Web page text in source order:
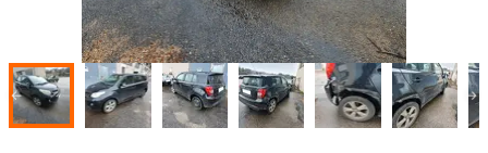
Camper
Veicoli Commerciali
Concessionari